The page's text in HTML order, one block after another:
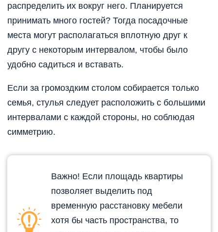
распределить их вокруг него. Планируется
принимать много гостей? Тогда посадочные
места могут располагаться вплотную друг к
другу с некоторым интервалом, чтобы было
удобно садиться и вставать.
Если за громоздким столом собирается только
семья, стулья следует расположить с большими
интервалами с каждой стороны, но соблюдая
симметрию.
Важно! Если площадь квартиры
позволяет выделить под
временную расстановку мебели
хотя бы часть пространства, то